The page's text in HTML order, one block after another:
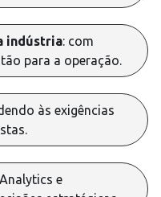
indústria: com
para a operação.
às exigências
e